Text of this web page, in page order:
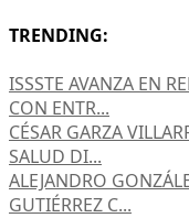
TRENDING:
ISSSTE AVANZA EN
CON ENTR...
CÉSAR GARZA
SALUD DI...
ALEJANDRO
GUTIÉRREZ C...